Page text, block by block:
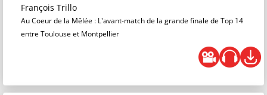
François Trillo
Au Coeur de la Mêlée : L'avant-match de la grande finale de Top 14
entre Toulouse et Montpellier